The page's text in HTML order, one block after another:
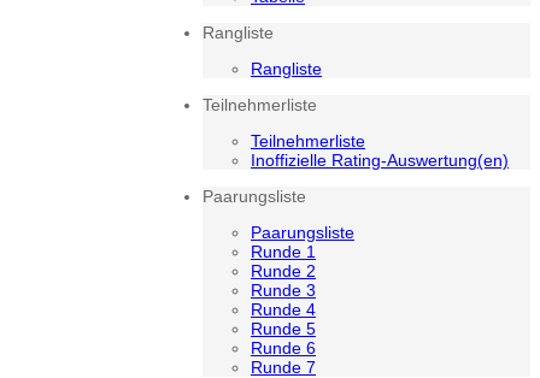
Rangliste
Rangliste
Teilnehmerliste
Teilnehmerliste
Inoffizielle Rating-Auswertung(en)
Paarungsliste
Paarungsliste
Runde 1
Runde 2
Runde 3
Runde 4
Runde 5
Runde 6
Runde 7